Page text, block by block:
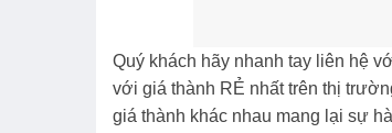
Quý khách hãy nhanh tay liên hệ
với giá thành RẺ nhất trên thị
giá thành khác nhau mang lại sự